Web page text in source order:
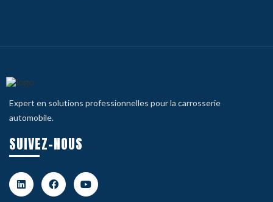
Expert en solutions professionnelles pour la carrosserie
automobile.
SUIVEZ-NOUS